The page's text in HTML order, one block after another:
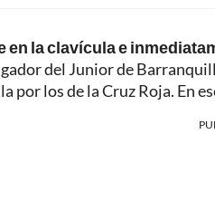
la clavícula e
del Junior de
por los de la Cruz Roja. En